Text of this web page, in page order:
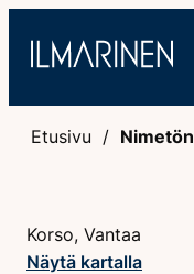
sisältöön
Etusivu Nimetön
Korso, Vantaa
Näytä kartalla